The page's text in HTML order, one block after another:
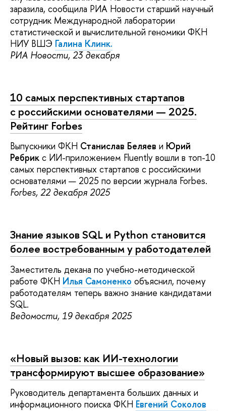
заразила, сообщила РИА Новости старший научный
сотрудник Международной лаборатории
статистической и вычислительной геномики ФКН
НИУ ВШЭ Галина Клинк.
РИА Новости, 23 декабря
10 самых перспективных стартапов
с российскими основателями — 2025.
Рейтинг Forbes
Выпускники ФКН Станислав Беляев и Юрий
Ребрик с ИИ-приложением Fluently вошли в топ-10
самых перспективных стартапов с российскими
основателями — 2025 по версии журнала Forbes.
Forbes, 22 декабря 2025
Знание языков SQL и Python становится
более востребованным у работодателей
Заместитель декана по учебно-методической
работе ФКН Илья Самоненко объяснил, почему
работодателям теперь важно знание кандидатами
SQL.
Ведомости, 19 декабря 2025
«Новый вызов: как ИИ-технологии
трансформируют высшее образование»
Руководитель департамента больших данных и
информационного поиска ФКН Евгений Соколов